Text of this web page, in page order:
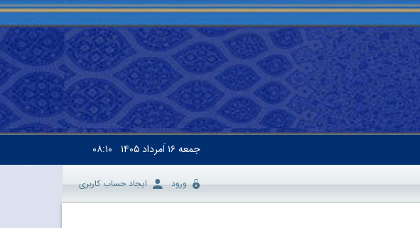
جمعه۱۶ اَمرداد ۱۴۰۵ ۰۸:۱۰
ورود ایجاد حساب کاربری